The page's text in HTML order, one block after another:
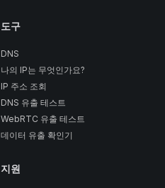
도구
DNS
나의 IP는 무엇인가요?
IP 주소 조회
DNS 유출 테스트
WebRTC 유출 테스트
데이터 유출 확인기
지원